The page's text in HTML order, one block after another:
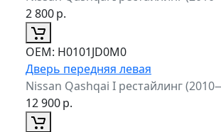
2 800р.
ОЕМ: H0101JD0M0
Дверь передняя левая
Nissan Qashqai I рестайлинг
12 900р.